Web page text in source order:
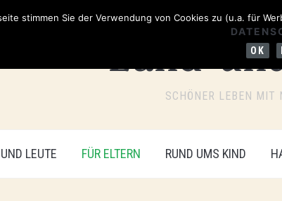
SCHÖNER LEBEN MIT
LEUTE FÜR ELTERN RUND UMS KIND
stimmen Sie der Verwendung von Cookies zu (u.a. für
OK